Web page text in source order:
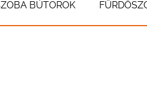
BÚTOROK